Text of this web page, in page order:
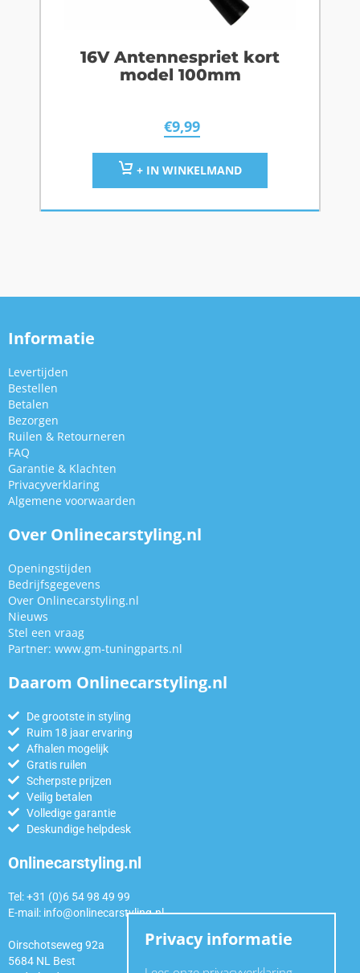
16V Antennespriet kort
model 100mm
€9,99
+ IN WINKELMAND
Informatie
Levertijden
Bestellen
Betalen
Bezorgen
Ruilen & Retourneren
FAQ
Garantie & Klachten
Privacyverklaring
Algemene voorwaarden
Over Onlinecarstyling.nl
Openingstijden
Bedrijfsgegevens
Over Onlinecarstyling.nl
Nieuws
Stel een vraag
Partner: www.gm-tuningparts.nl
Daarom Onlinecarstyling.nl
De grootste in styling
Ruim 18 jaar ervaring
Afhalen mogelijk
Gratis ruilen
Scherpste prijzen
Veilig betalen
Volledige garantie
Deskundige helpdesk
Onlinecarstyling.nl
Tel: +31 (0)6 54 98 49 99
E-mail: info@onlinecarstyling.nl
Oirschotseweg 92a
5684 NL Best
Privacy informatie